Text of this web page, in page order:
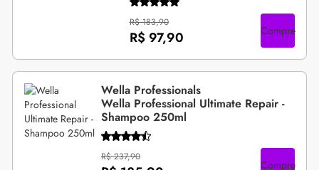
R$ 183,90
R$ 97,90 Compre
Wella Professionals
Wella Professional Ultimate Repair -
Shampoo 250ml
R$ 237,90
Compre